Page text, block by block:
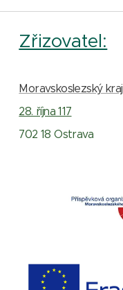
Zřizovatel:
Moravskoslezský kraj
28. října 117
702 18 Ostrava